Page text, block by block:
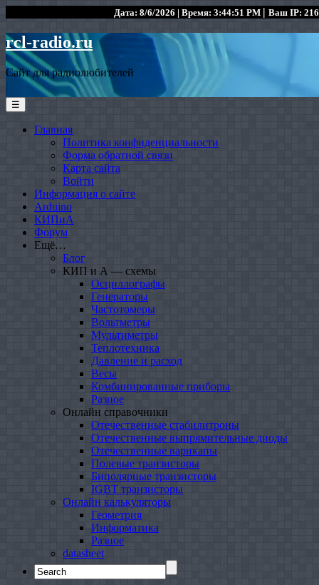
Дата: 8/6/2026 | Время: 3:44:51 PM | Ваш IP:
rcl-radio.ru
Сайт для радиолюбителей
☰
Главная
Политика конфиденциальности
Форма обратной связи
Карта сайта
Войти
Информация о сайте
Arduino
КИПиА
Форум
Ещё…
Блог
КИП и А — схемы
Осциллографы
Генераторы
Частотомеры
Вольтметры
Мультиметры
Теплотехника
Давление и расход
Весы
Комбинированные приборы
Разное
Онлайн справочники
Отечественные стабилитроны
Отечественные выпрямительные диоды
Отечественные варикапы
Полевые транзисторы
Биполярные транзисторы
IGBT транзисторы
Онлайн калькуляторы
Геометрия
Информатика
Разное
datasheet
Search
for: